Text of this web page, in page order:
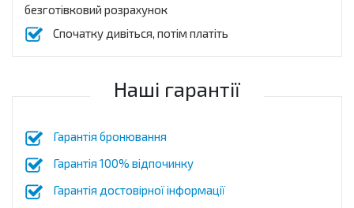
безготівковий розрахунок
Спочатку дивіться, потім платіть
Наші гарантії
Гарантія бронювання
Гарантія 100% відпочинку
Гарантія достовірної інформації